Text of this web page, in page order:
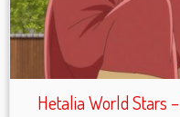
Hetalia World Stars